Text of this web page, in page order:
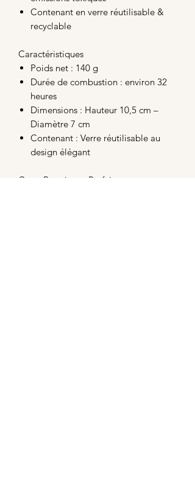
Contenant en verre réutilisable &
recyclable
Caractéristiques
Poids net : 140 g
Durée de combustion : environ 32
heures
Dimensions : Hauteur 10,5 cm –
Diamètre 7 cm
Contenant : Verre réutilisable au
design élégant
Cette Bougie est Parfaite pour :